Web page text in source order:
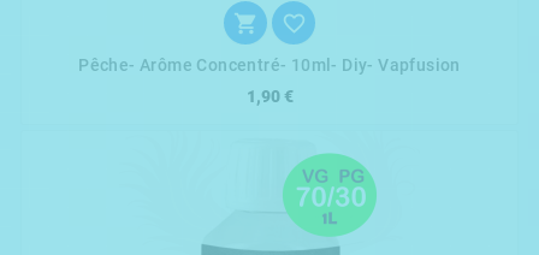
 
Pêche- Arôme Concentré- 10ml- Diy- Vapfusion
1,90 €